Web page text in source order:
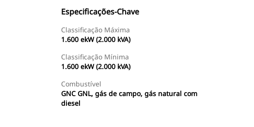
Especificações-Chave
Classificação Máxima
1.600 ekW (2.000 kVA)
Classificação Mínima
1.600 ekW (2.000 kVA)
Combustível
GNC GNL, gás de campo, gás natural com
diesel